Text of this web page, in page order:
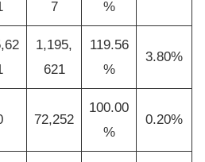
7
%
1,195,
621
119.56
%
3.80%
72,252
100.00
%
0.20%